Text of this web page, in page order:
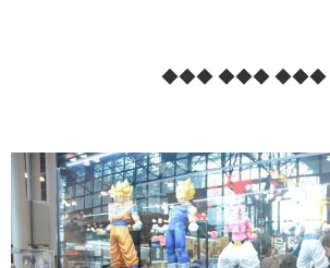
◆◆◆ ◆◆◆ ◆◆◆